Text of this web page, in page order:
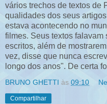
vários trechos de textos de
qualidades dos seus
estava acontecendo no
filmes. Seus textos falavam
escritos, além de
vez, disse que nunca
longo dos anos". De certa
BRUNO GHETTI às 09:10
Compartilhar